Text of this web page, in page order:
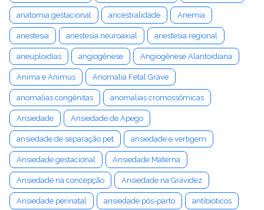
anatomia gestacional ancestralidade Anemia
anestesia anestesia neuroaxial anestesia regional
aneuploidias angiogênese Angiogênese Alantoidiana
Anima e Animus Anomalia Fetal Grave
anomalias congênitas anomalias cromossômicas
Ansiedade Ansiedade de Apego
ansiedade de separação pet ansiedade e vertigem
Ansiedade gestacional Ansiedade Materna
Ansiedade na concepção Ansiedade na Gravidez
Ansiedade perinatal ansiedade pós-parto antibióticos